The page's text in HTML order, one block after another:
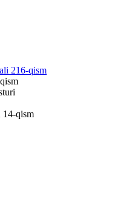
216-qism
14-qism